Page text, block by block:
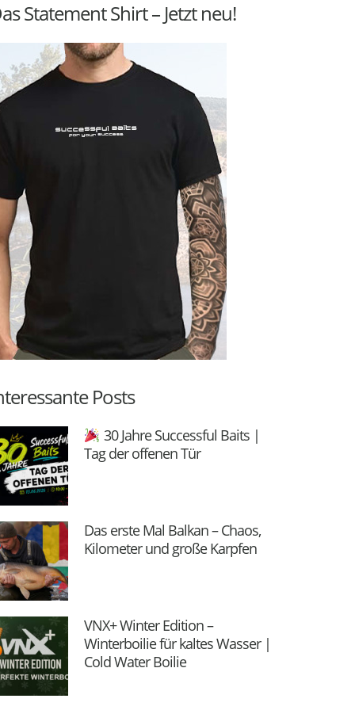
Statement Shirt – Jetzt neu!
Posts
30 Jahre Successful Baits |
Tag der offenen Tür
Das erste Mal Balkan – Chaos,
Kilometer und große Karpfen
VNX+ Winter Edition –
Winterboilie für kaltes Wasser |
Cold Water Boilie